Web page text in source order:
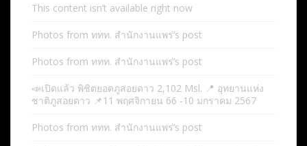
This content isn’t available right now
Photos from ททท. สำนักงานแพร่’s post
Photos from ททท. สำนักงานแพร่’s post
📣เปิดแล้ว พิชิตยอดภูสอยดาว 2,102 Msl. 📍 อุทยานแห่ง
ชาติภูสอยดาว 📌11 พฤศจิกายน 66 -10 มกราคม 2567
Photos from ททท. สำนักงานแพร่’s post